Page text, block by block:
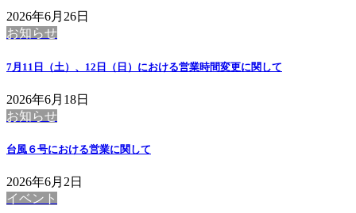
2026年6月26日
お知らせ
7月11日（土）、12日（日）における営業時間変更に関して
2026年6月18日
お知らせ
台風６号における営業に関して
2026年6月2日
イベント